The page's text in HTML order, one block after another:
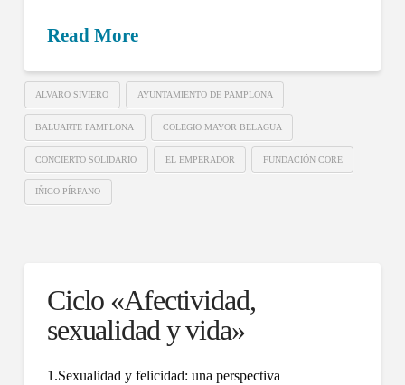
Read More
ALVARO SIVIERO AYUNTAMIENTO DE PAMPLONA
BALUARTE PAMPLONA COLEGIO MAYOR BELAGUA
CONCIERTO SOLIDARIO EL EMPERADOR FUNDACIÓN CORE
IÑIGO PÍRFANO
Ciclo «Afectividad,
sexualidad y vida»
1.Sexualidad y felicidad: una perspectiva